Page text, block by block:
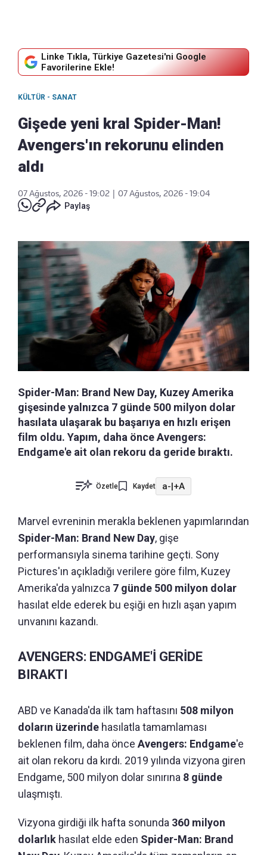
Linke Tıkla, Türkiye Gazetesi'ni Google
Favorilerine Ekle!
KÜLTÜR - SANAT
Gişede yeni kral Spider-Man!
Avengers'ın rekorunu elinden
aldı
07 Ağustos, 2026 - 19:02
07 Ağustos, 2026 - 19:04
Paylaş
Spider-Man: Brand New Day, Kuzey Amerika
gişesinde yalnızca 7 günde 500 milyon dolar
hasılata ulaşarak bu başarıya en hızlı erişen
film oldu. Yapım, daha önce Avengers:
Endgame'e ait olan rekoru da geride bıraktı.
Özetle Kaydet a-|+A
Marvel evreninin merakla beklenen yapımlarından
Spider-Man: Brand New Day, gişe
performansıyla sinema tarihine geçti. Sony
Pictures'ın açıkladığı verilere göre film, Kuzey
Amerika'da yalnızca 7 günde 500 milyon dolar
hasılat elde ederek bu eşiği en hızlı aşan yapım
unvanını kazandı.
AVENGERS: ENDGAME'İ GERİDE
BIRAKTI
ABD ve Kanada'da ilk tam haftasını 508 milyon
doların üzerinde hasılatla tamamlaması
beklenen film, daha önce Avengers: Endgame'e
ait olan rekoru da kırdı. 2019 yılında vizyona giren
Endgame, 500 milyon dolar sınırına 8 günde
ulaşmıştı.
Vizyona girdiği ilk hafta sonunda 360 milyon
dolarlık hasılat elde eden Spider-Man: Brand